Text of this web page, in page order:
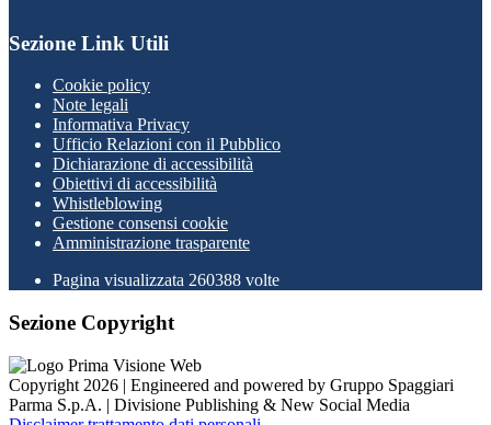
Sezione Link Utili
Cookie policy
Note legali
Informativa Privacy
Ufficio Relazioni con il Pubblico
Dichiarazione di accessibilità
Obiettivi di accessibilità
Whistleblowing
Gestione consensi cookie
Amministrazione trasparente
Pagina visualizzata 260388 volte
Sezione Copyright
Copyright 2026 | Engineered and powered by Gruppo Spaggiari
Parma S.p.A. | Divisione Publishing & New Social Media